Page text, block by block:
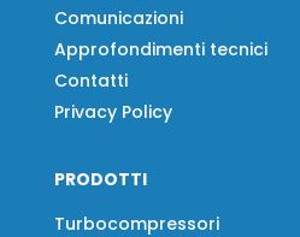
Comunicazioni
Approfondimenti tecnici
Contatti
Privacy Policy
PRODOTTI
Turbocompressori